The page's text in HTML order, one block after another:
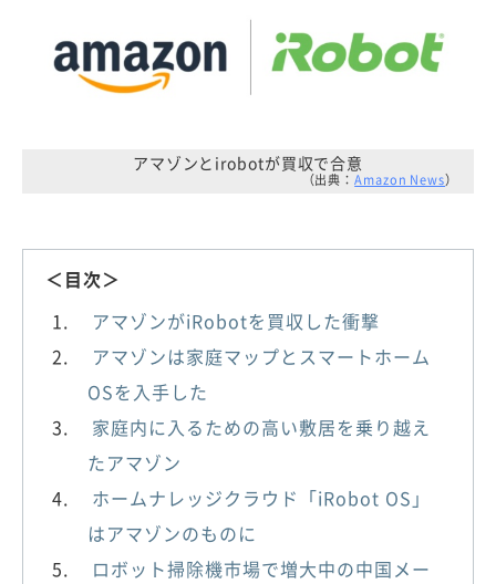
アマゾンとirobotが買収で合意
（出典：Amazon News）
＜目次＞
アマゾンがiRobotを買収した衝撃
アマゾンは家庭マップとスマートホーム
OSを入手した
家庭内に入るための高い敷居を乗り越え
たアマゾン
ホームナレッジクラウド「iRobot OS」
はアマゾンのものに
ロボット掃除機市場で増大中の中国メー